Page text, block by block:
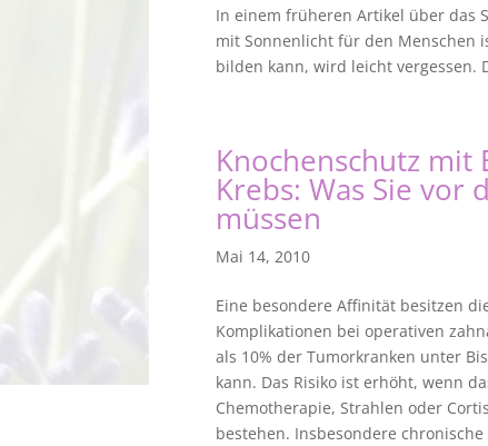
In einem früheren Artikel über das
mit Sonnenlicht für den Menschen
bilden kann, wird leicht vergessen.
Knochenschutz
Krebs: Was Sie vor
müssen
Mai 14, 2010
Eine besondere Affinität besitzen
Komplikationen bei operativen
als 10% der Tumorkranken unter
kann. Das Risiko ist erhöht, wenn
Chemotherapie, Strahlen oder
bestehen. Insbesondere